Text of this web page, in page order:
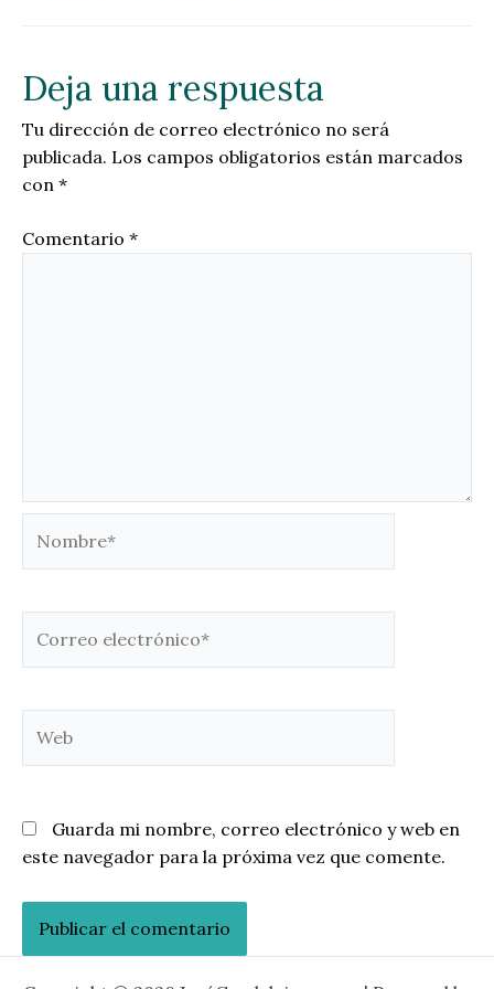
Deja una respuesta
Tu dirección de correo electrónico no será
publicada. Los campos obligatorios están marcados
con *
Comentario *
electrónico*
Guarda mi nombre, correo electrónico y web en
este navegador para la próxima vez que comente.